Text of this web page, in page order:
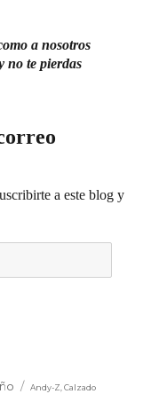
a nosotros
no te pierdas
a este blog y
Andy-Z ,Calzado